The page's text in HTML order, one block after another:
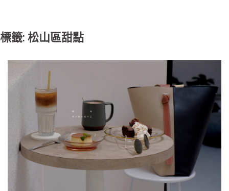
標籤: 松山區甜點